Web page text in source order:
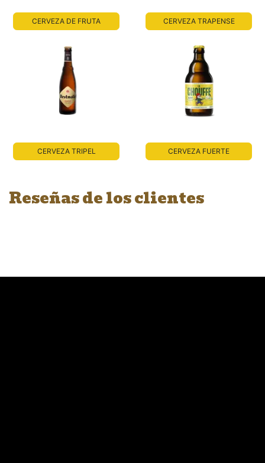
CERVEZA DE FRUTA CERVEZA TRAPENSE
CERVEZA TRIPEL CERVEZA FUERTE
Reseñas de los clientes